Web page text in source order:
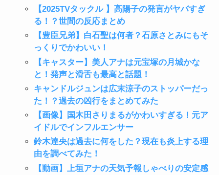
【2025TVタックル 】高陽子の発言がヤバすぎ
る！？世間の反応まとめ
【豊臣兄弟】白石聖は何者？石原さとみにもそ
っくりでかわいい！
【キャスター】美人アナは元宝塚の月城かな
と！発声と滑舌も最高と話題！
キャンドルジュンは広末涼子のストッパーだっ
た！？過去の凶行をまとめてみた
【画像】国木田さりまるがかわいすぎる！元ア
イドルでインフルエンサー
鈴木達央は過去に何をした？現在も炎上する理
由を調べてみた！
【動画】上垣アナの天気予報しゃべりの安定感